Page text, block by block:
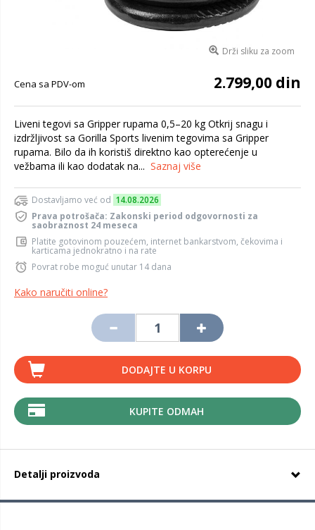
Drži sliku za zoom
Cena sa PDV-om 2.799,00 din
Liveni tegovi sa Gripper rupama 0,5–20 kg Otkrij snagu i
izdržljivost sa Gorilla Sports livenim tegovima sa Gripper
rupama. Bilo da ih koristiš direktno kao opterećenje u
vežbama ili kao dodatak na... Saznaj više
Dostavljamo već od 14.08.2026
Prava potrošača: Zakonski period odgovornosti za
saobraznost 24 meseca
Platite gotovinom pouzećem, internet bankarstvom, čekovima i
karticama jednokratno i na rate
Povrat robe moguć unutar 14 dana
Kako naručiti online?
DODAJTE U KORPU
KUPITE ODMAH
Detalji proizvoda